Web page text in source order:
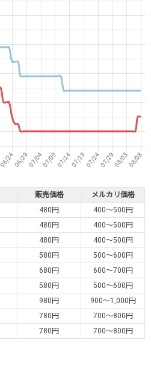
販売価格
メルカリ価格
480円
400～500円
480円
400～500円
480円
400～500円
580円
500～600円
680円
600～700円
580円
500～600円
980円
900～1,000円
780円
700～800円
780円 700～800円